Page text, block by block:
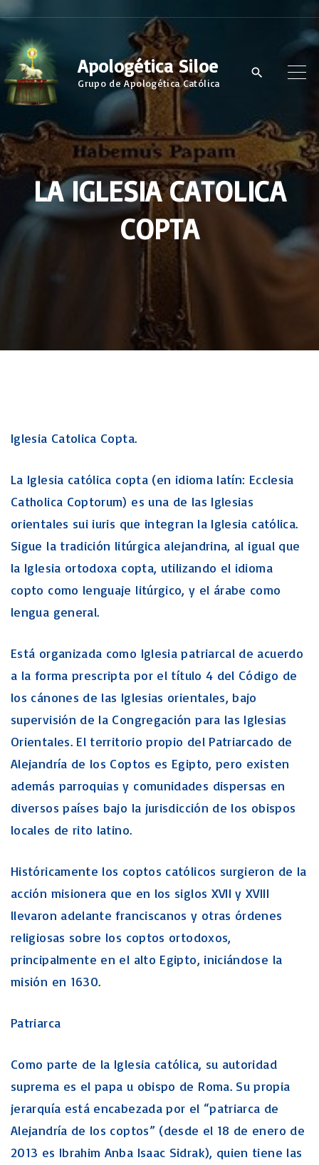
S
p
c
o
Apologética Siloe
Grupo de Apologética Católica
LA IGLESIA CATOLICA
COPTA
Iglesia Catolica Copta.
La Iglesia católica copta (en idioma latín: Ecclesia
Catholica Coptorum) es una de las Iglesias
orientales sui iuris que integran la Iglesia católica.
Sigue la tradición litúrgica alejandrina, al igual que
la Iglesia ortodoxa copta, utilizando el idioma
copto como lenguaje litúrgico, y el árabe como
lengua general.
Está organizada como Iglesia patriarcal de acuerdo
a la forma prescripta por el título 4 del Código de
los cánones de las Iglesias orientales, bajo
supervisión de la Congregación para las Iglesias
Orientales. El territorio propio del Patriarcado de
Alejandría de los Coptos es Egipto, pero existen
además parroquias y comunidades dispersas en
diversos países bajo la jurisdicción de los obispos
locales de rito latino.
Históricamente los coptos católicos surgieron de la
acción misionera que en los siglos XVII y XVIII
llevaron adelante franciscanos y otras órdenes
religiosas sobre los coptos ortodoxos,
principalmente en el alto Egipto, iniciándose la
misión en 1630.
Patriarca
Como parte de la Iglesia católica, su autoridad
suprema es el papa u obispo de Roma. Su propia
jerarquía está encabezada por el “patriarca de
Alejandría de los coptos” (desde el 18 de enero de
2013 es Ibrahim Anba Isaac Sidrak), quien tiene las